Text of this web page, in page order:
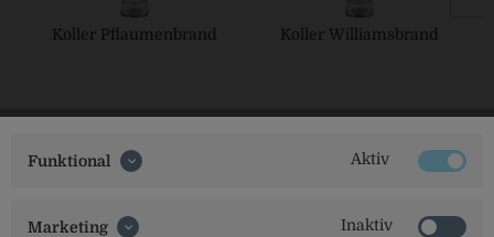
Koller Pflaumenbrand Koller Williamsbrand
Funktional Aktiv
Marketing Inaktiv